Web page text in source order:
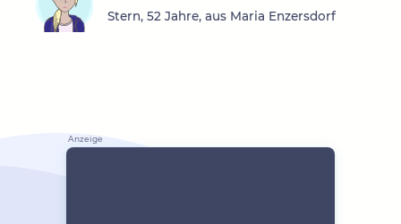
Stern, 52 Jahre, aus Maria Enzersdorf